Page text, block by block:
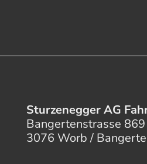
Sturzenegger AG
Bangertenstrasse 869
3076 Worb /